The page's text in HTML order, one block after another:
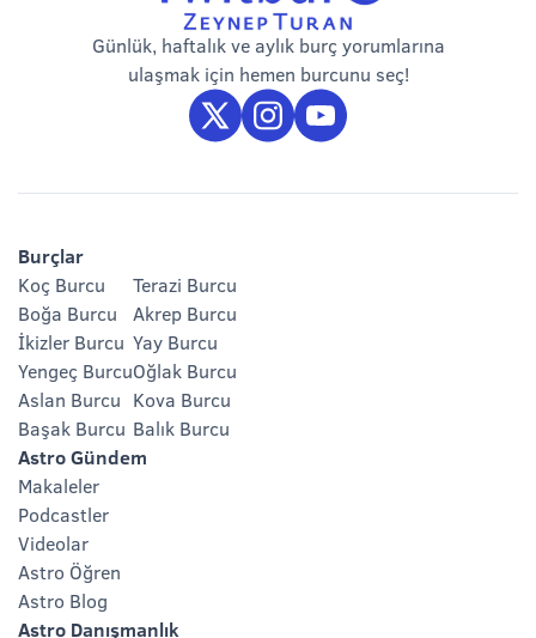
Günlük, haftalık ve aylık burç yorumlarına
ulaşmak için hemen burcunu seç!
Burçlar
Koç Burcu
Boğa Burcu
İkizler Burcu
Yengeç Burcu
Aslan Burcu
Başak Burcu
Terazi Burcu
Akrep Burcu
Yay Burcu
Oğlak Burcu
Kova Burcu
Balık Burcu
Astro Gündem
Makaleler
Podcastler
Videolar
Astro Öğren
Astro Blog
Astro Danışmanlık